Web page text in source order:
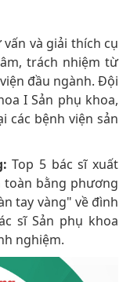
và giải thích cụ
trách nhiệm từ
đầu ngành. Đội
I Sản phụ khoa,
các bệnh viện sản
Top 5 bác sĩ xuất
toàn bằng phương
tay vàng" về đình
sĩ Sản phụ khoa
nghiệm.